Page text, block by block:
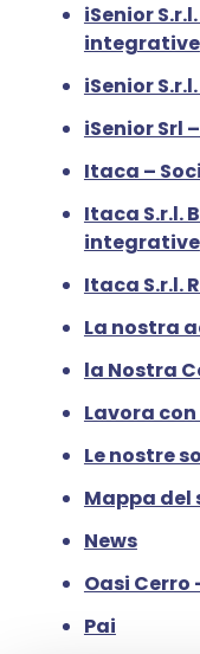
iSenior
integrative
iSenior
iSenior Srl
Itaca –
Itaca S.r.l.
integrative
Itaca S.r.l.
La nostra
la Nostra
Lavora
Le nostre
Mappa del
News
Oasi
Pai